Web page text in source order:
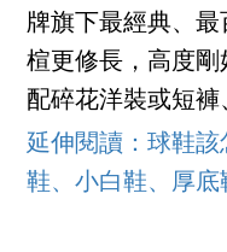
牌旗下最經典、
楦更修長，高度
配碎花洋裝或短褲
延伸閱讀：球鞋該
鞋、小白鞋、厚底